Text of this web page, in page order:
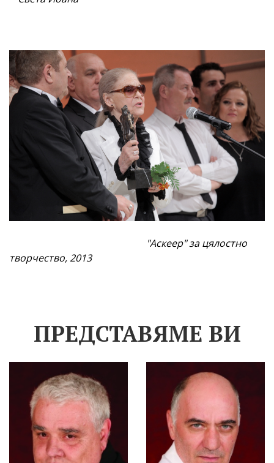
"Аскеер" за цялостно
творчество, 2013
ПРЕДСТАВЯМЕ ВИ